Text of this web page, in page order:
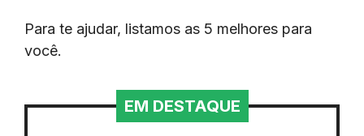
Para te ajudar, listamos as 5 melhores para
você.
EM DESTAQUE